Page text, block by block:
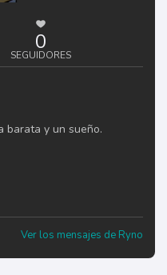
0
SEGUIDORES
barata y un sueño.
Ver los mensajes de Ryno